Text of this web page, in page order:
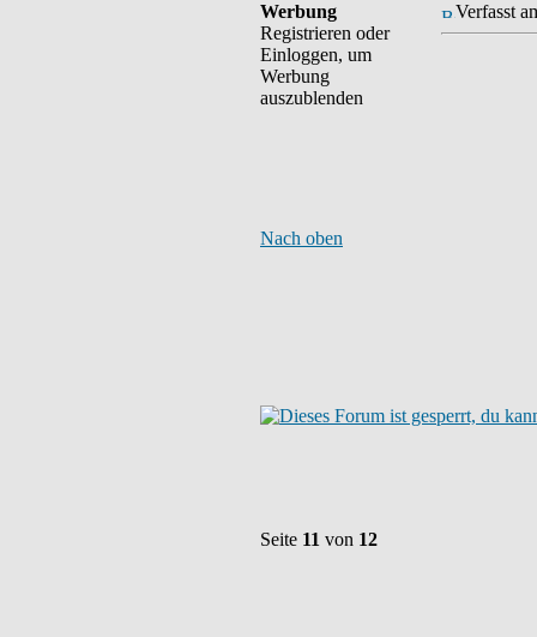
Werbung
Registrieren oder
Einloggen, um
Werbung
auszublenden
Verfasst
Nach oben
Seite 11 von 12